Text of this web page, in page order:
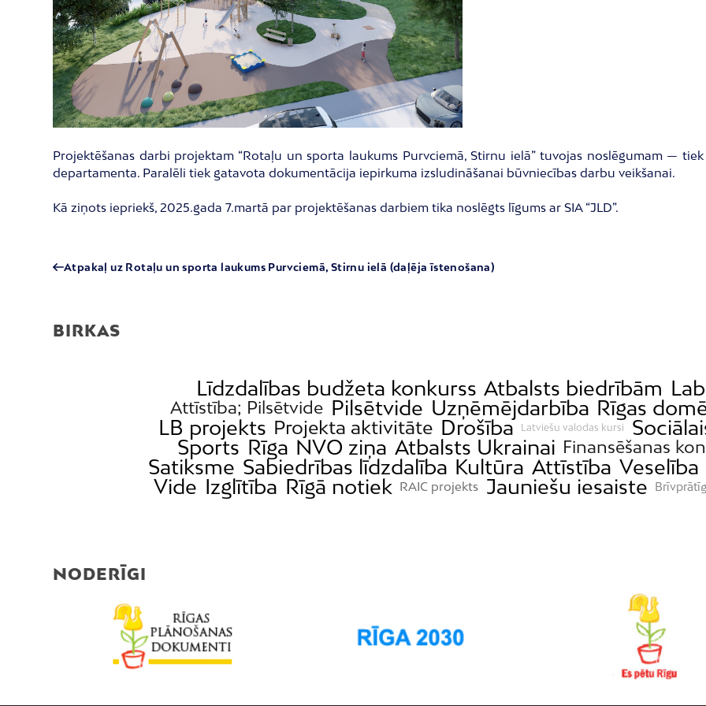
Projektēšanas darbi projektam “Rotaļu un sporta laukums Purvciemā, Stirnu ielā” tuvojas noslēgumam —
departamenta. Paralēli tiek gatavota dokumentācija iepirkuma izsludināšanai būvniecības darbu veikšanai.
Kā ziņots iepriekš, 2025.gada 7.martā par projektēšanas darbiem tika noslēgts līgums ar SIA “JLD”.
Atpakaļ uz Rotaļu un sporta laukums Purvciemā, Stirnu ielā (daļēja īstenošana)
BIRKAS
Līdzdalības budžeta konkurss Atbalsts biedrībām
Attīstība; Pilsētvide Pilsētvide Uzņēmējdarbība Rīgas
LB projekts Projekta aktivitāte Drošība Latviešu valodas kursi
Sports Rīga NVO ziņa Atbalsts Ukrainai Finansēšanas
Satiksme Sabiedrības līdzdalība Kultūra Attīstība Veselība
Vide Izglītība Rīgā notiek RAIC projekts Jauniešu iesaiste
NODERĪGI